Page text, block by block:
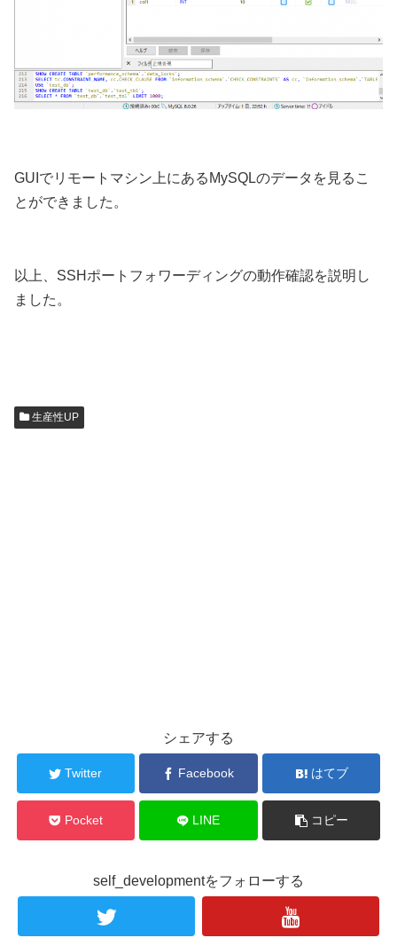
GUIでリモートマシン上にあるMySQLのデータを見るこ
とができました。
以上、SSHポートフォワーディングの動作確認を説明し
ました。
生産性UP
シェアする
Twitter Facebook はてブ
Pocket LINE コピー
self_developmentをフォローする